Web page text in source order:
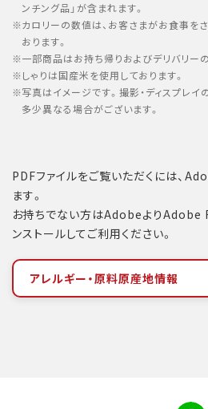
ンチング品」が含まれます。
カロリーの数値は、お客さまがお食事を
おります。
一部商品はお持ち帰りおよびデリバリー
しゃりは国産米を使用しております。
写真はイメージです。撮影・ディスプレ
多少異なる場合がございます。
PDFファイルをご覧いただくには、
ます。
お持ちでない方はAdobeよりAdobe
ンストールしてご利用ください。
アレルギー・原料原産地情報